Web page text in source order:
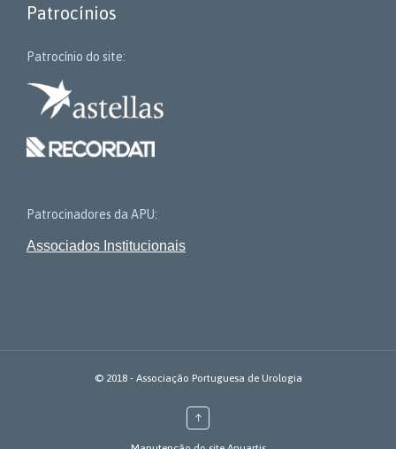
Patrocínios
Patrocínio do site:
Patrocinadores da APU:
Associados Institucionais
© 2018 - Associação Portuguesa de Urologia
↑